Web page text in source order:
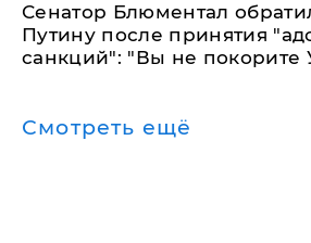
Сенатор Блюментал
Путину после принятия
санкций": "Вы не покорите
Смотреть ещё